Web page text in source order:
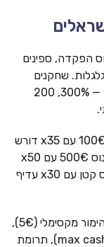
בונוס הפקדה, ספינים
שחקנים
ישראלים לעיתים נמשכים למספר הגדול בבאנר — 300%, 200
הימור נדרש (wagering) הוא המפתח: בונוס 100€ עם x35 דורש
3,500€ הימור לפני משיכת זכיות מהבונוס. בונוס 500€ עם x50
דורש 25,000€ — פי שבעה יותר. לעיתים בונוס קטן עם x30 עדיף
מלכודות נפוצות: תוקף קצר (7 ימים), מגבלת הימור מקסימלי (5€),
משחקים אסורים, מגבלת משיכה מבונוס (max cashout), תרומת